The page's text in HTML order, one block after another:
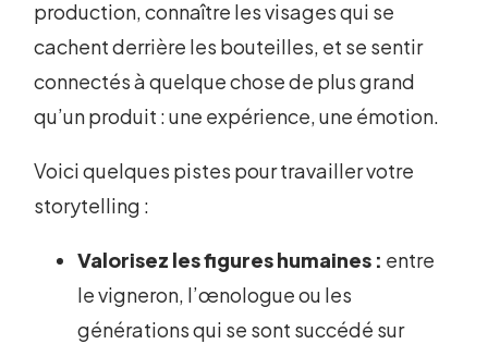
production, connaître les visages qui se
cachent derrière les bouteilles, et se sentir
connectés à quelque chose de plus grand
qu’un produit : une expérience, une émotion.
Voici quelques pistes pour travailler votre
storytelling :
Valorisez les figures humaines : entre
le vigneron, l’œnologue ou les
générations qui se sont succédé sur